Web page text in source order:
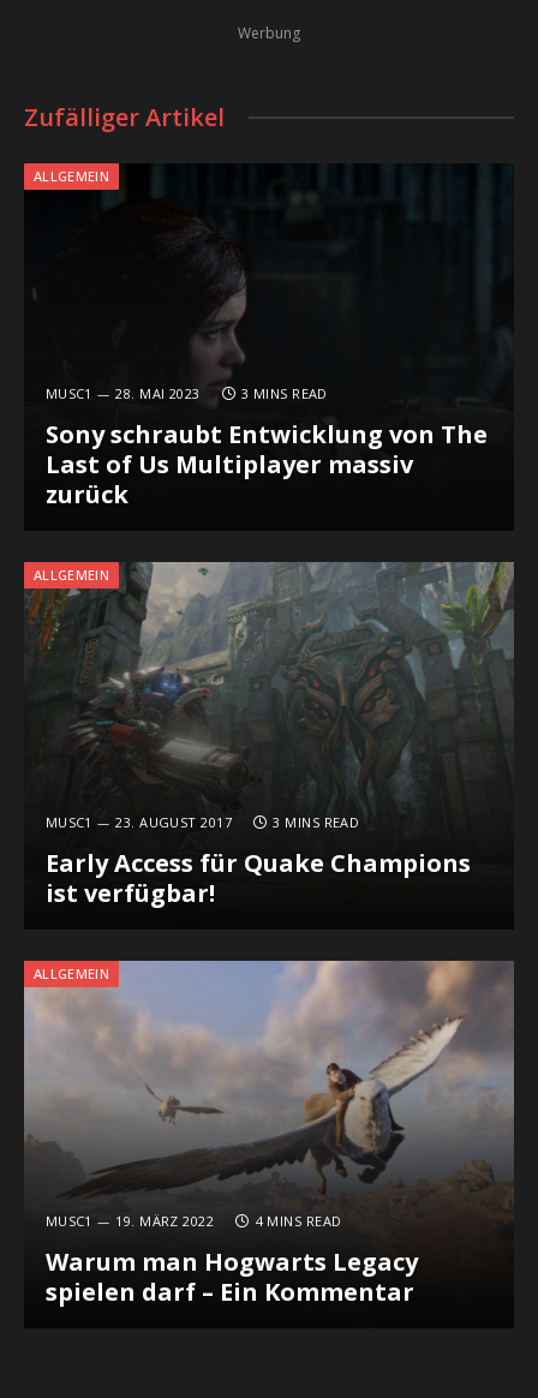
Werbung
Zufälliger Artikel
ALLGEMEIN
MUSC1 28. MAI 2023 3 MINS READ
Sony schraubt Entwicklung von The
Last of Us Multiplayer massiv
zurück
ALLGEMEIN
MUSC1 23. AUGUST 2017 3 MINS READ
Early Access für Quake Champions
ist verfügbar!
ALLGEMEIN
MUSC1 19. MÄRZ 2022 4 MINS READ
Warum man Hogwarts Legacy
spielen darf – Ein Kommentar